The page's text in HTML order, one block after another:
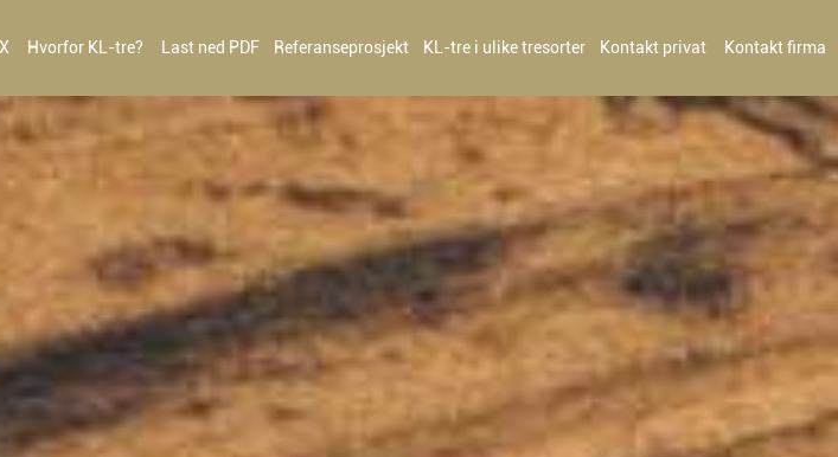
Hvorfor KL-tre? Last ned PDF Referanseprosjekt KL-tre i ulike tresorter Kontakt privat Kontakt firma